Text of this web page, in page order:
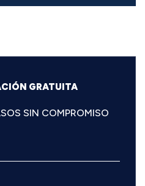
GRATUITA
SIN COMPROMISO